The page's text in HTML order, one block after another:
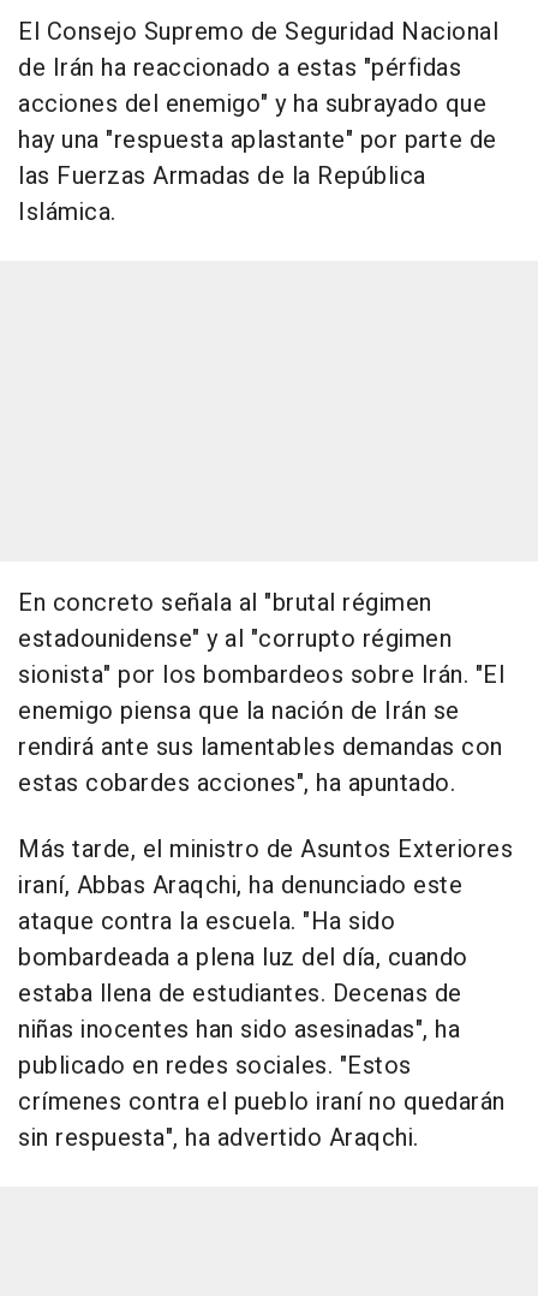
El Consejo Supremo de Seguridad Nacional
de Irán ha reaccionado a estas "pérfidas
acciones del enemigo" y ha subrayado que
hay una "respuesta aplastante" por parte de
las Fuerzas Armadas de la República
Islámica.
En concreto señala al "brutal régimen
estadounidense" y al "corrupto régimen
sionista" por los bombardeos sobre Irán. "El
enemigo piensa que la nación de Irán se
rendirá ante sus lamentables demandas con
estas cobardes acciones", ha apuntado.
Más tarde, el ministro de Asuntos Exteriores
iraní, Abbas Araqchi, ha denunciado este
ataque contra la escuela. "Ha sido
bombardeada a plena luz del día, cuando
estaba llena de estudiantes. Decenas de
niñas inocentes han sido asesinadas", ha
publicado en redes sociales. "Estos
crímenes contra el pueblo iraní no quedarán
sin respuesta", ha advertido Araqchi.